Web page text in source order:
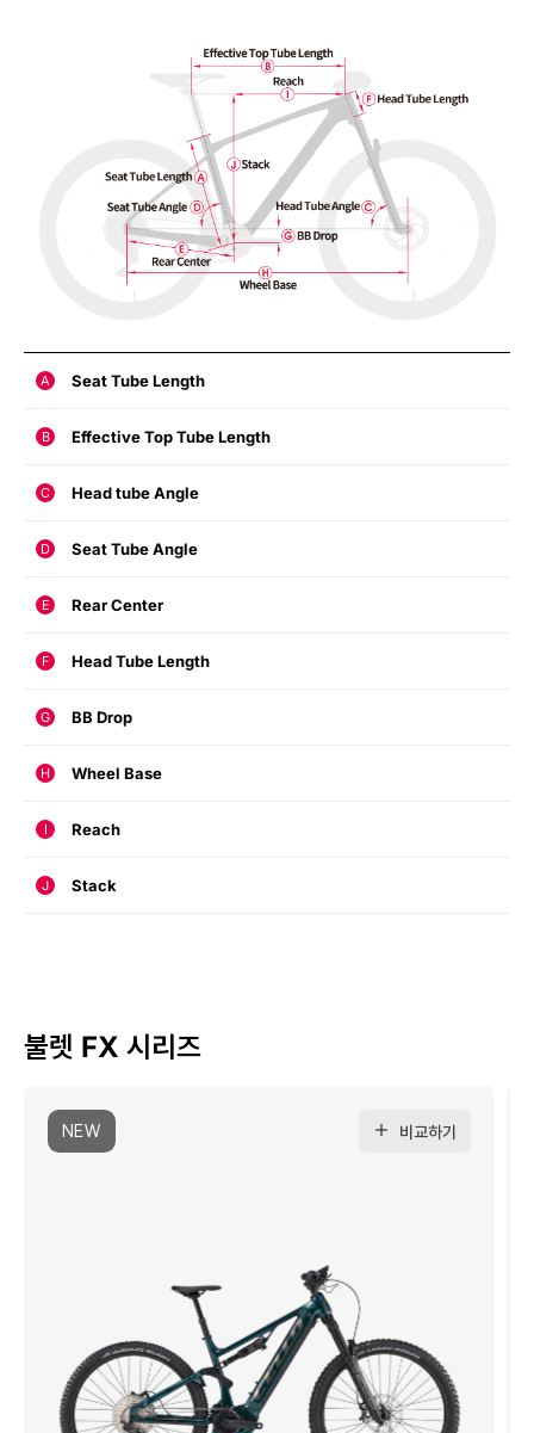
A Seat Tube Length
B Effective Top Tube Length
C Head tube Angle
D Seat Tube Angle
E Rear Center
F Head Tube Length
G BB Drop
H Wheel Base
I Reach
J Stack
불렛 FX 시리즈
NEW 비교하기